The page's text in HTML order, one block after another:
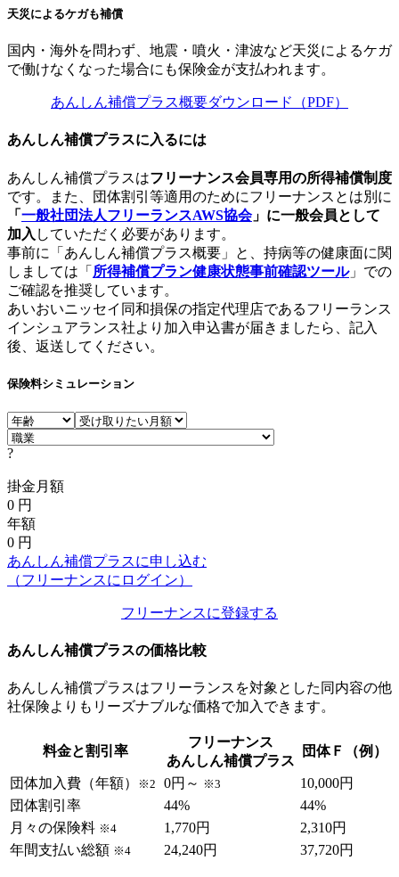
天災によるケガも補償
国内・海外を問わず、地震・噴火・津波など天災によるケガ
で働けなくなった場合にも保険金が支払われます。
あんしん補償プラス概要ダウンロード（PDF）
あんしん補償プラスに入るには
あんしん補償プラスはフリーナンス会員専用の所得補償制度
です。また、団体割引等適用のためにフリーナンスとは別に
「 一般社団法人フリーランスAWS協会」に一般会員として
加入 していただく必要があります。
事前に「あんしん補償プラス概要」と、持病等の健康面に関
しましては「 所得補償プラン健康状態事前確認ツール」での
ご確認を推奨しています。
あいおいニッセイ同和損保の指定代理店であるフリーランス
インシュアランス社より加入申込書が届きましたら、記入
後、返送してください。
保険料シミュレーション
?
掛金月額
0 円
年額
0 円
あんしん補償プラスに申し込む
（フリーナンスにログイン）
フリーナンスに登録する
あんしん補償プラスの価格比較
あんしん補償プラスはフリーランスを対象とした同内容の他
社保険よりもリーズナブルな価格で加入できます。
料金と割引率
フリーナンス
あんしん補償プラス
団体Ｆ（例）
団体加入費（年額） ※2 0円～ ※3
10,000円
団体割引率
44%
44%
月々の保険料 ※4 1,770円
2,310円
年間支払い総額 ※4 24,240円 37,720円